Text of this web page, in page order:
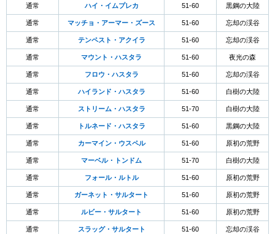
通常 ハイ・イムプレカ 51-60 黒鋼の大陸
通常 マッチョ・アーマー・ズース 51-60 忘却の渓谷
通常 テンペスト・アクイラ 51-60 忘却の渓谷
通常 マウント・ハスタラ 51-60 夜光の森
通常 フロウ・ハスタラ 51-60 忘却の渓谷
通常 ハイランド・ハスタラ 51-60 白樹の大陸
通常 ストリーム・ハスタラ 51-70 白樹の大陸
通常 トルネード・ハスタラ 51-60 黒鋼の大陸
通常 カーマイン・ウスペル 51-60 原初の荒野
通常 マーベル・トンドム 51-70 白樹の大陸
通常 フォール・ルトル 51-60 原初の荒野
通常 ガーネット・サルタート 51-60 原初の荒野
通常 ルビー・サルタート 51-60 原初の荒野
通常 スラッグ・サルタート 51-60 忘却の渓谷